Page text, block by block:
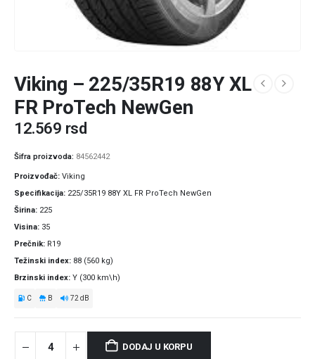
Viking – 225/35R19 88Y XL
FR ProTech NewGen
12.569 rsd
Šifra proizvoda: 84562442
Proizvođač Viking
Specifikacija 225/35R19 88Y XL FR ProTech NewGen
Širina 225
Visina 35
Prečnik R19
Težinski index 88 (560 kg)
Brzinski index Y (300 km\h)
C B 72 dB
DODAJ U KORPU